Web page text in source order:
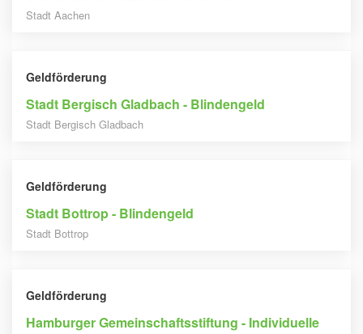
Stadt Aachen
Geldförderung
Stadt Bergisch Gladbach - Blindengeld
Stadt Bergisch Gladbach
Geldförderung
Stadt Bottrop - Blindengeld
Stadt Bottrop
Geldförderung
Hamburger Gemeinschaftsstiftung - Individuelle